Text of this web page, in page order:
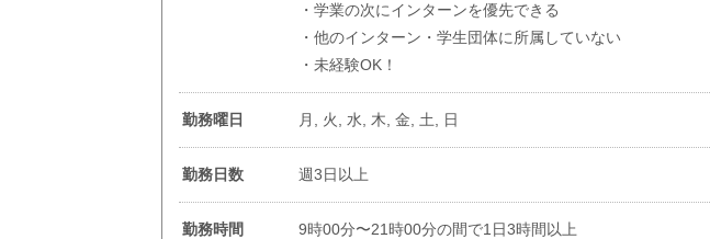
・学業の次にインターンを優先できる
・他のインターン・学生団体に所属していない
・未経験OK！
勤務曜日 月, 火, 水, 木, 金, 土, 日
勤務日数 週3日以上
勤務時間 9時00分〜21時00分の間で1日3時間以上